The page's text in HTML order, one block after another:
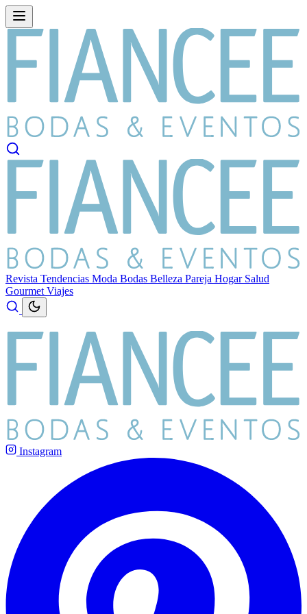
Revista Tendencias Moda Bodas Belleza Pareja Hogar Salud
Gourmet Viajes
Instagram